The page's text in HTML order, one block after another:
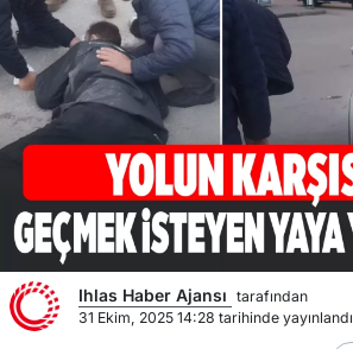
Ihlas Haber Ajansı tarafından
31 Ekim, 2025 14:28 tarihinde yayınlandı